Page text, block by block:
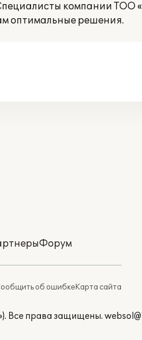
компании ТОО
оптимальные решения.
Форум
об ошибкеКарта сайта
Все права защищены.